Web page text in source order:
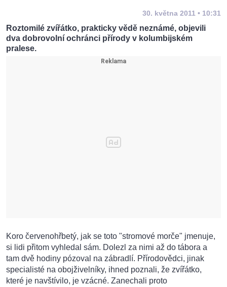
30. května 2011 • 10:31
Roztomilé zvířátko, prakticky vědě neznámé, objevili
dva dobrovolní ochránci přírody v kolumbijském
pralese.
Koro červenohřbetý, jak se toto "stromové morče" jmenuje,
si lidi přitom vyhledal sám. Dolezl za nimi až do tábora a
tam dvě hodiny pózoval na zábradlí. Přírodovědci, jinak
specialisté na obojživelníky, ihned poznali, že zvířátko,
které je navštívilo, je vzácné. Zanechali proto